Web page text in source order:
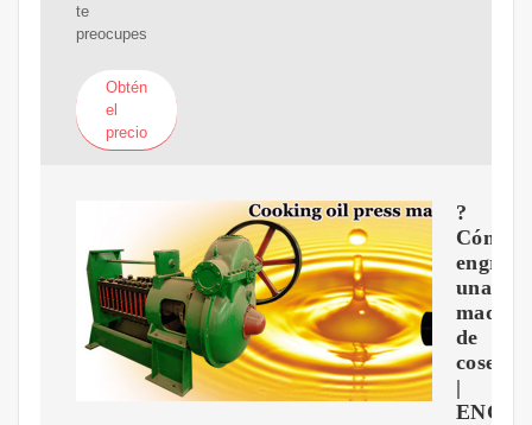
te
preocupes
Obtén
el
precio
?
Cómo
una
de
coser?
|